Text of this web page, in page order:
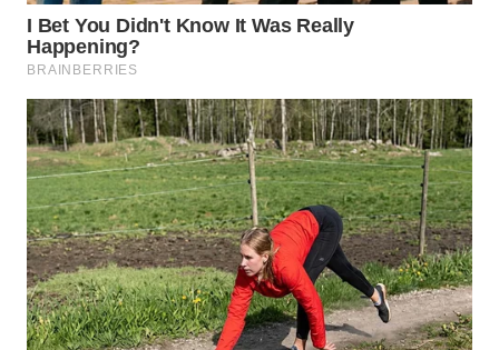
WN
LIKUPANG
WN
LABUANBAJO
WN
BORNEO
Wahana
Media
Group